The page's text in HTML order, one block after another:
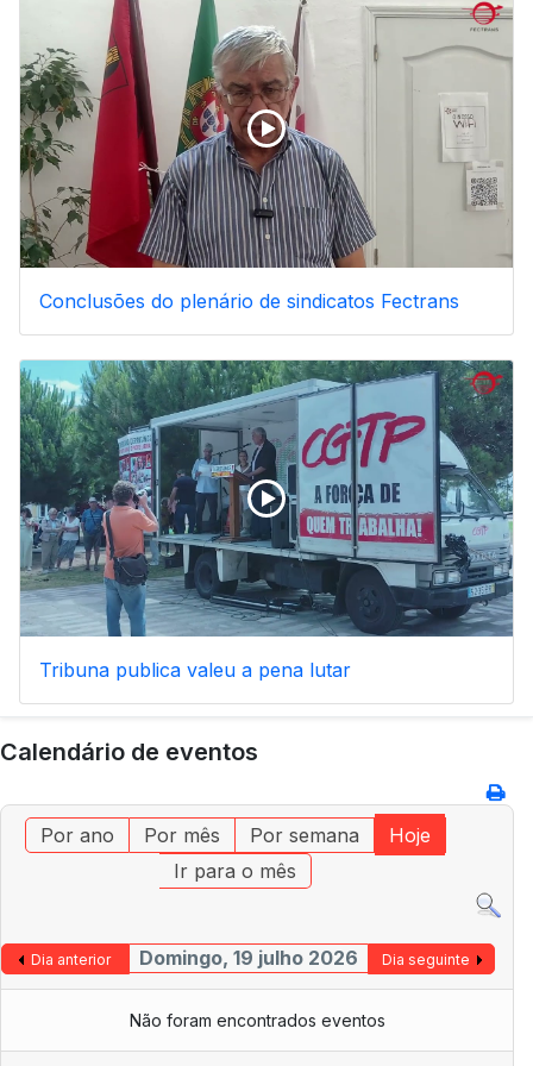
Conclusões do plenário de sindicatos Fectrans
Tribuna publica valeu a pena lutar
Calendário de eventos
Por ano Por mês Por semana
Hoje
Ir para o mês
Dia anterior Domingo, 19 julho 2026 Dia seguinte
Não foram encontrados eventos